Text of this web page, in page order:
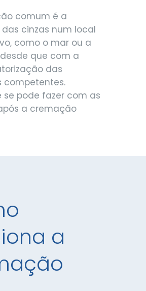
comum é a
cinzas num local
como o mar ou a
que com a
das
competentes.
a